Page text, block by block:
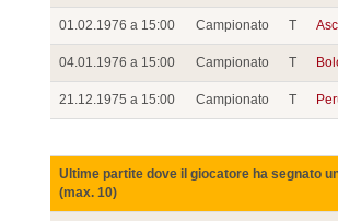
01.02.1976 a 15:00 Campionato T
04.01.1976 a 15:00 Campionato T
21.12.1975 a 15:00 Campionato T
Ultime partite dove il giocatore ha segnato
(max. 10)